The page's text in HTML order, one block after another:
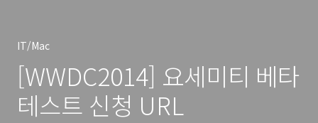
IT/Mac
[WWDC2014] 요세미티 베타
테스트 신청 URL